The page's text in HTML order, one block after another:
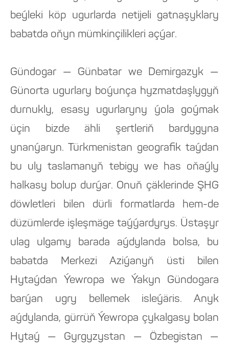
beýleki köp ugurlarda netijeli gatnaşyklary
babatda oňyn mümkinçilikleri açýar.
Gündogar — Günbatar we Demirgazyk —
Günorta ugurlary boýunça hyzmatdaşlygyň
durnukly, esasy ugurlaryny ýola goýmak
üçin bizde ähli şertleriň bardygyna
ynanýaryn. Türkmenistan geografik taýdan
bu uly taslamanyň tebigy we has oňaýly
halkasy bolup durýar. Onuň çäklerinde ŞHG
döwletleri bilen dürli formatlarda hem-de
düzümlerde işleşmäge taýýardyrys. Üstaşyr
ulag ulgamy barada aýdylanda bolsa, bu
babatda Merkezi Aziýanyň üsti bilen
Hytaýdan Ýewropa we Ýakyn Gündogara
barýan ugry bellemek isleýäris. Anyk
aýdylanda, gürrüň Ýewropa çykalgasy bolan
Hytaý — Gyrgyzystan — Özbegistan —